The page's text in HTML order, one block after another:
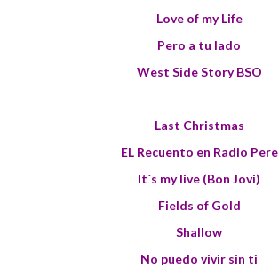
Love of my Life
Pero a tu lado
West Side Story BSO
Last Christmas
EL Recuento en Radio Pere
It´s my live (Bon Jovi)
Fields of Gold
Shallow
No puedo vivir sin ti